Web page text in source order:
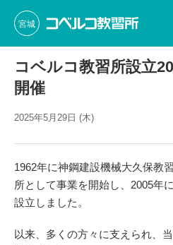
宮城
コベルコ教習所設立
開催
2025年5月29日 (木)
1962年に神鋼建設機械大久保教
所として事業を開始し、2005年
設立しました。
以来、多くの方々に支えられ、